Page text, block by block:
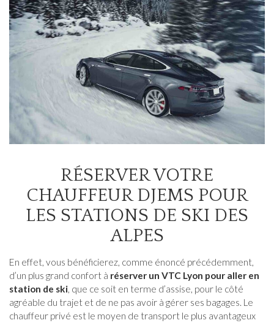
RÉSERVER VOTRE
CHAUFFEUR DJEMS POUR
LES STATIONS DE SKI DES
ALPES
En effet, vous bénéficierez, comme énoncé précédemment,
d’un plus grand confort à réserver un VTC Lyon pour aller en
station de ski, que ce soit en terme d’assise, pour le côté
agréable du trajet et de ne pas avoir à gérer ses bagages. Le
chauffeur privé est le moyen de transport le plus avantageux